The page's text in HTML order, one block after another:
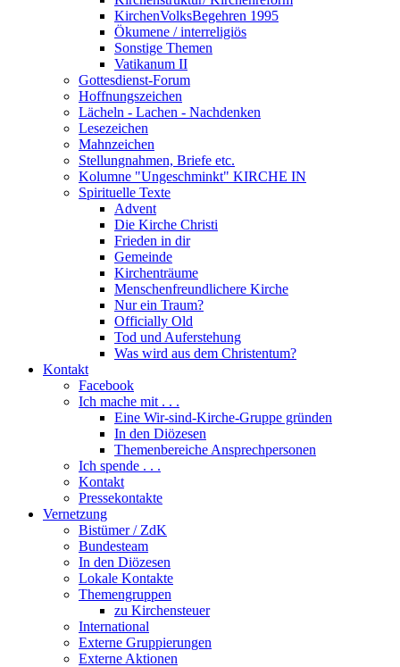
KirchenVolksBegehren 1995
Ökumene / interreligiös
Sonstige Themen
Vatikanum II
Gottesdienst-Forum
Hoffnungszeichen
Lächeln - Lachen - Nachdenken
Lesezeichen
Mahnzeichen
Stellungnahmen, Briefe etc.
Kolumne "Ungeschminkt" KIRCHE IN
Spirituelle Texte
Advent
Die Kirche Christi
Frieden in dir
Gemeinde
Kirchenträume
Menschenfreundlichere Kirche
Nur ein Traum?
Officially Old
Tod und Auferstehung
Was wird aus dem Christentum?
Kontakt
Facebook
Ich mache mit . . .
Eine Wir-sind-Kirche-Gruppe gründen
In den Diözesen
Themenbereiche Ansprechpersonen
Ich spende . . .
Kontakt
Pressekontakte
Vernetzung
Bistümer / ZdK
Bundesteam
In den Diözesen
Lokale Kontakte
Themengruppen
zu Kirchensteuer
International
Externe Gruppierungen
Externe Aktionen